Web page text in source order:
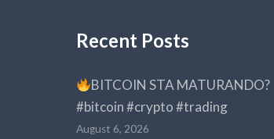
Recent Posts
BITCOIN STA MATURANDO?
#bitcoin #crypto #trading
August 6, 2026